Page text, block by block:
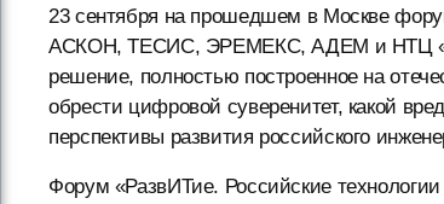
23 сентября на прошедшем в Москве
АСКОН, ТЕСИС, ЭРЕМЕКС, АДЕМ и НТЦ
решение, полностью построенное на
обрести цифровой суверенитет, какой
перспективы развития российского
Форум «РазвИТие. Российские